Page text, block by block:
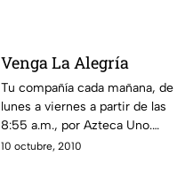
Venga La Alegría
Tu compañía cada mañana, de
lunes a viernes a partir de las
8:55 a.m., por Azteca Uno.
Toda la familia de VLA te
10 octubre, 2010